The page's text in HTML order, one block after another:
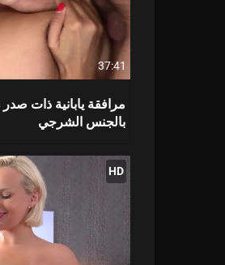
37:41
مرافقة يابانية ذات
بالجنس الشرجي
HD